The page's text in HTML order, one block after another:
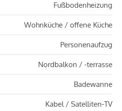
Fußbodenheizung
Wohnküche / offene Küche
Personenaufzug
Nordbalkon / -terrasse
Badewanne
Kabel / Satelliten-TV